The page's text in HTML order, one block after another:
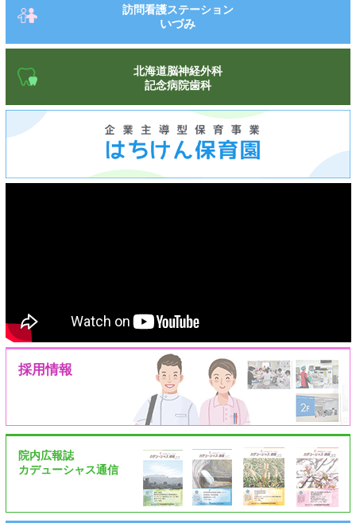
訪問看護ステーション
いづみ
北海道脳神経外科
記念病院歯科
採用情報
院内広報誌
カデューシャス通信